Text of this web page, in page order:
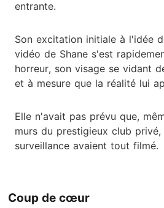
entrante.
Son excitation initiale à l'idée
vidéo de Shane s'est
horreur, son visage se vidant
et à mesure que la réalité lui
Elle n'avait pas prévu que,
murs du prestigieux club
surveillance avaient tout filmé.
Coup de cœur